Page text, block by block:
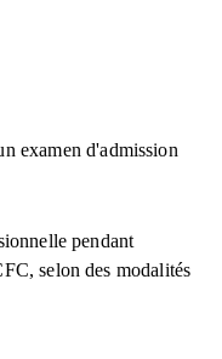
examen d'admission
pendant
selon des modalités